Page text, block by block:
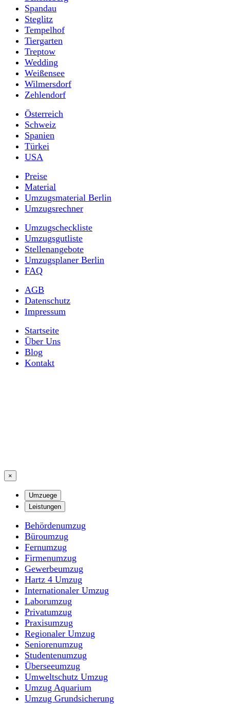
Spandau
Steglitz
Tempelhof
Tiergarten
Treptow
Wedding
Weißensee
Wilmersdorf
Zehlendorf
Österreich
Schweiz
Spanien
Türkei
USA
Preise
Material
Umzugsmaterial Berlin
Umzugsrechner
Umzugscheckliste
Umzugsgutliste
Stellenangebote
Umzugsplaner Berlin
FAQ
AGB
Datenschutz
Impressum
Startseite
Über Uns
Blog
Kontakt
×
Umzuege
Leistungen
Behördenumzug
Büroumzug
Fernumzug
Firmenumzug
Gewerbeumzug
Hartz 4 Umzug
Internationaler Umzug
Laborumzug
Privatumzug
Praxisumzug
Regionaler Umzug
Seniorenumzug
Studentenumzug
Überseeumzug
Umweltschutz Umzug
Umzug Aquarium
Umzug Grundsicherung